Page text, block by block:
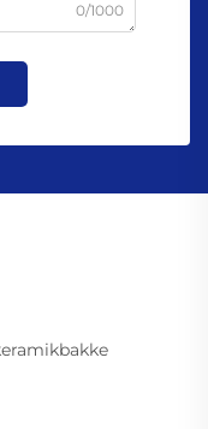
0/1000